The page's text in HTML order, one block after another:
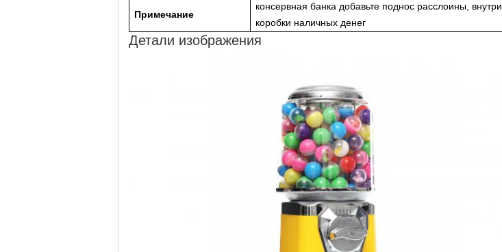
Примечание
консервная банка добавьте поднос расслоины, внутри
коробки наличных денег
Детали изображения